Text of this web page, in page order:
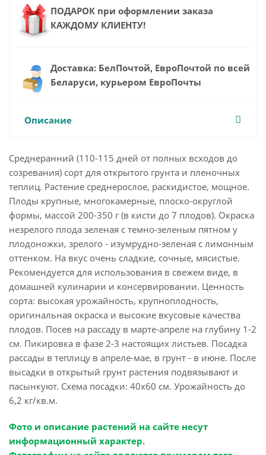
ПОДАРОК при оформлении заказа
КАЖДОМУ КЛИЕНТУ!
Доставка: БелПочтой, ЕвроПочтой по всей
Беларуси, курьером ЕвроПочты
Описание
Среднеранний (110-115 дней от полных всходов до
созревания) сорт для открытого грунта и пленочных
теплиц. Растение среднерослое, раскидистое, мощное.
Плоды крупные, многокамерные, плоско-округлой
формы, массой 200-350 г (в кисти до 7 плодов). Окраска
незрелого плода зеленая с темно-зеленым пятном у
плодоножки, зрелого - изумрудно-зеленая с лимонным
оттенком. На вкус очень сладкие, сочные, мясистые.
Рекомендуется для использования в свежем виде, в
домашней кулинарии и консервировании. Ценность
сорта: высокая урожайность, крупноплодность,
оригинальная окраска и высокие вкусовые качества
плодов. Посев на рассаду в марте-апреле на глубину 1-2
см. Пикировка в фазе 2-3 настоящих листьев. Посадка
рассады в теплицу в апреле-мае, в грунт - в июне. После
высадки в открытый грунт растения подвязывают и
пасынкуют. Схема посадки: 40x60 см. Урожайность до
6,2 кг/кв.м.
Фото и описание растений на сайте несут
информационный характер.